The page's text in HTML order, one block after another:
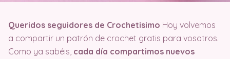
Queridos seguidores de Crochetisimo Hoy volvemos
a compartir un patrón de crochet gratis para vosotros.
Como ya sabéis, cada día compartimos nuevos